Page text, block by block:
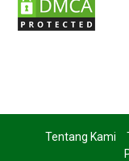
Tentang Kami